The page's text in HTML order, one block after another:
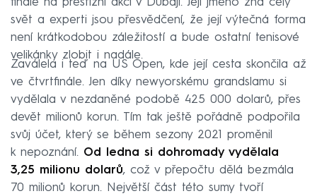
svět a experti jsou přesvědčení, že její výtečná forma
není krátkodobou záležitostí a bude ostatní tenisové
velikánky zlobit i nadále.
Zaválela i teď na US Open, kde její cesta skončila až
ve čtvrtfinále. Jen díky newyorskému grandslamu si
vydělala v nezdaněné podobě 425 000 dolarů, přes
devět milionů korun. Tím tak ještě pořádně podpořila
svůj účet, který se během sezony 2021 proměnil
k nepoznání. Od ledna si dohromady vydělala
3,25 milionu dolarů, což v přepočtu dělá bezmála
70 milionů korun. Největší část této sumy tvoří